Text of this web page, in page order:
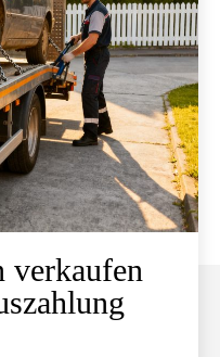
verkaufen